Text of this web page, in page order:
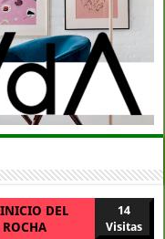
DEL
14
Visitas